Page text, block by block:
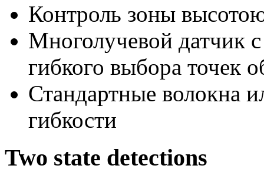
Контроль зоны
Многолучевой датчик
гибкого выбора точек
Стандартные волокна
гибкости
Two state detections